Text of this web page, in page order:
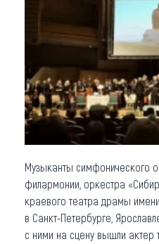
Коллекция
Другие рубрики
Музыканты симфонического
филармонии, оркестра
краевого театра драмы имени
в Санкт-Петербурге,
с ними на сцену вышли актер